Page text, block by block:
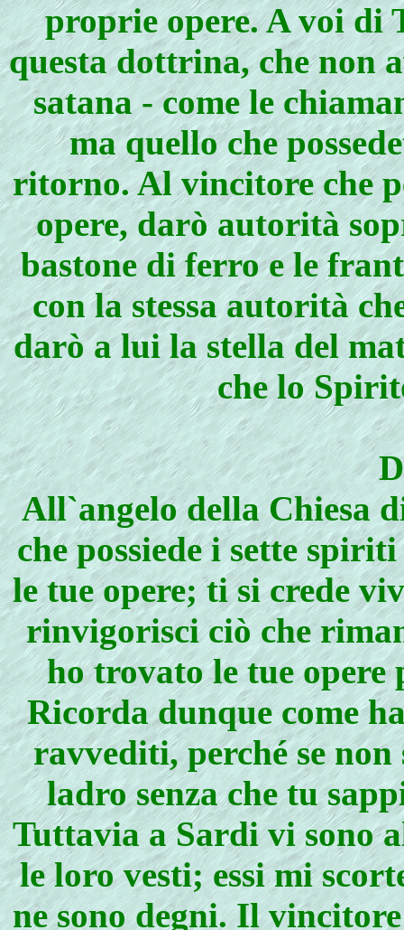
proprie opere. A voi di
questa dottrina, che non
satana - come le
ma quello che
ritorno. Al vincitore che
opere, darò autorità
bastone di ferro e le
con la stessa autorità
darò a lui la stella del
che lo
All`angelo della Chiesa
che possiede i sette
le tue opere; ti si crede
rinvigorisci ciò che
ho trovato le tue
Ricorda dunque come
ravvediti, perché se
ladro senza che tu
Tuttavia a Sardi vi sono
le loro vesti; essi mi
ne sono degni. Il